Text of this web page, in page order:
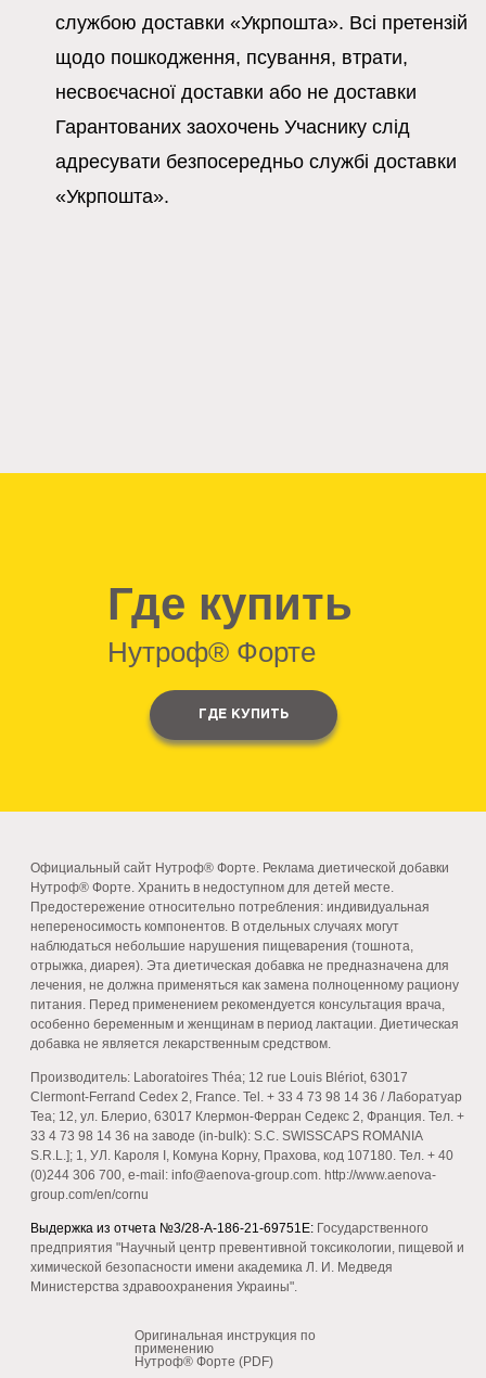
службою доставки «Укрпошта». Всі претензій
щодо пошкодження, псування, втрати,
несвоєчасної доставки або не доставки
Гарантованих заохочень Учаснику слід
адресувати безпосередньо службі доставки
«Укрпошта».
Где купить
Нутроф® Форте
ГДЕ КУПИТЬ
Официальный сайт Нутроф® Форте. Реклама диетической добавки
Нутроф® Форте. Хранить в недоступном для детей месте.
Предостережение относительно потребления: индивидуальная
непереносимость компонентов. В отдельных случаях могут
наблюдаться небольшие нарушения пищеварения (тошнота,
отрыжка, диарея). Эта диетическая добавка не предназначена для
лечения, не должна применяться как замена полноценному рациону
питания. Перед применением рекомендуется консультация врача,
особенно беременным и женщинам в период лактации. Диетическая
добавка не является лекарственным средством.
Производитель: Laboratoires Théa; 12 rue Louis Blériot, 63017
Clermont-Ferrand Cedex 2, France. Tel. + 33 4 73 98 14 36 / Лаборатуар
Теа; 12, ул. Блерио, 63017 Клермон-Ферран Седекс 2, Франция. Тел. +
33 4 73 98 14 36 на заводе (in-bulk): S.C. SWISSCAPS ROMANIA
S.R.L.]; 1, УЛ. Кароля I, Комуна Корну, Прахова, код 107180. Тел. + 40
(0)244 306 700, e-mail: info@aenova-group.com. http://www.aenova-
group.com/en/cornu
Выдержка из отчета №3/28-А-186-21-69751Е: Государственного
предприятия "Научный центр превентивной токсикологии, пищевой и
химической безопасности имени академика Л. И. Медведя
Министерства здравоохранения Украины".
Оригинальная инструкция по
применению
Нутроф® Форте (PDF)